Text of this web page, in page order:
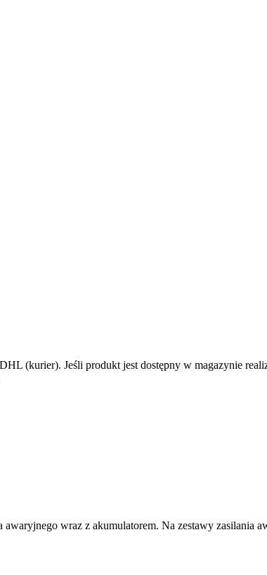
(kurier). Jeśli produkt jest dostępny w magazynie
wraz z akumulatorem. Na zestawy zasilania